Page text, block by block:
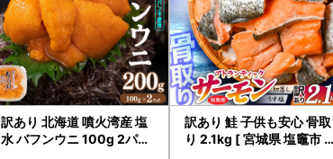
訳あり 北海道 噴火湾産 塩
水 バフンウニ 100g 2パッ
訳あり 鮭 子供も安心 骨取
り 2.1kg [ 宮城県 塩竈市 ]